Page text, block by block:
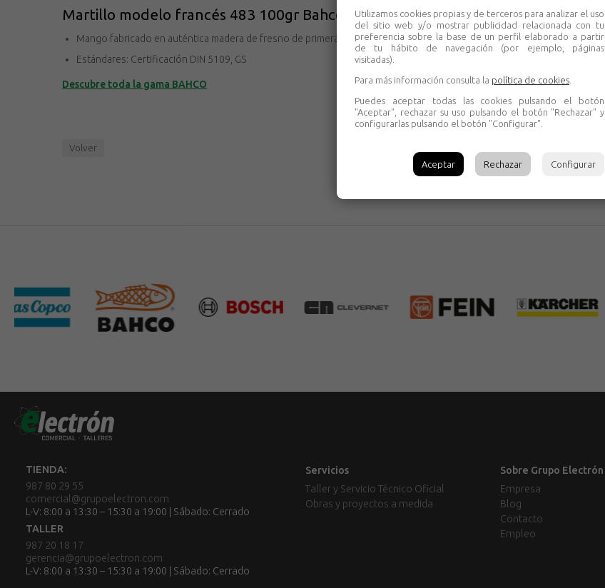
Martillo modelo francés 483 100gr Bahco
Mango fabricado en auténtica madera de fresno de primera calidad, uniforme y sin nudos
Estándares: Certificación DIN 5109, GS
Descubre toda la gama BAHCO
Volver
TIENDA:
987 80 29 55
comercial@grupoelectron.com
L-V: 8:00 a 13:30 – 15:30 a 19:00 | Sábado: Cerrado
TALLER
987 20 18 17
gerencia@grupoelectron.com
L-V: 8:00 a 13:30 – 15:30 a 19:00 | Sábado: Cerrado
Servicios
Taller y Servicio Técnico Oficial
Obras y proyectos a medida
Sobre Grupo Electrón
Empresa
Blog
Contacto
Empleo
Utilizamos cookies propias y de terceros para analizar el uso
del sitio web y/o mostrar publicidad relacionada con tu
preferencia sobre la base de un perfil elaborado a partir
de tu hábito de navegación (por ejemplo, páginas
visitadas).
Para más información consulta la política de cookies
Puedes aceptar todas las cookies pulsando el botón
"Aceptar", rechazar su uso pulsando el botón "Rechazar" y
configurarlas pulsando el botón "Configurar".
Aceptar Rechazar Configurar